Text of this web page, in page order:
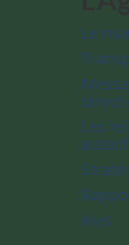
Le
Les
Avis